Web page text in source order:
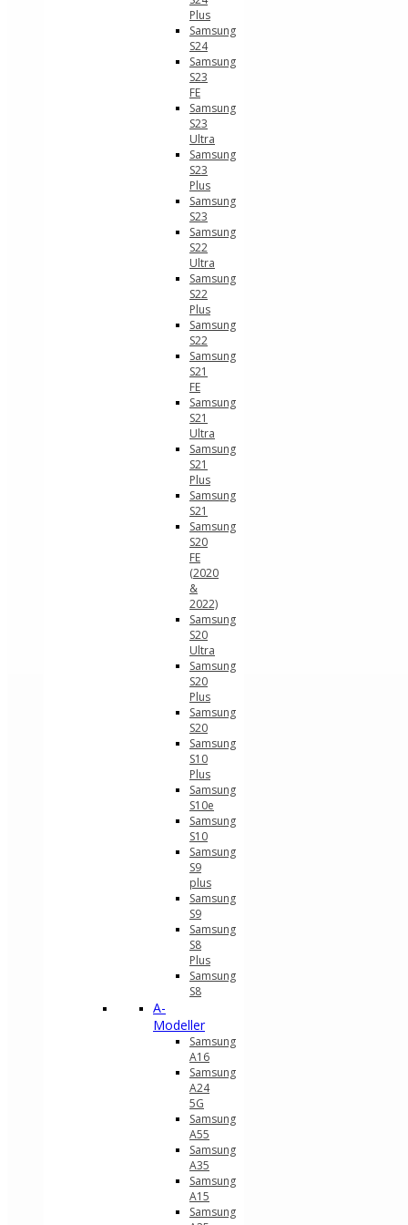
Plus
Samsung
S24
Samsung
S23
FE
Samsung
S23
Ultra
Samsung
S23
Plus
Samsung
S23
Samsung
S22
Ultra
Samsung
S22
Plus
Samsung
S22
Samsung
S21
FE
Samsung
S21
Ultra
Samsung
S21
Plus
Samsung
S21
Samsung
S20
FE
(2020
&
2022)
Samsung
S20
Ultra
Samsung
S20
Plus
Samsung
S20
Samsung
S10
Plus
Samsung
S10e
Samsung
S10
Samsung
S9
plus
Samsung
S9
Samsung
S8
Plus
Samsung
S8
A-
Modeller
Samsung
A16
Samsung
A24
5G
Samsung
A55
Samsung
A35
Samsung
A15
Samsung